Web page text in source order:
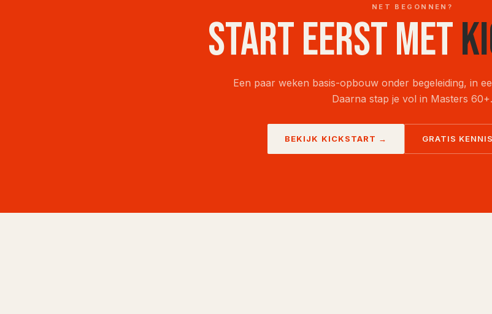
NET BEGONNEN?
Start eerst met
Een paar weken basis-opbouw onder begeleiding, in
Daarna stap je vol in Masters 60+.
BEKIJK KICKSTART → GRATIS